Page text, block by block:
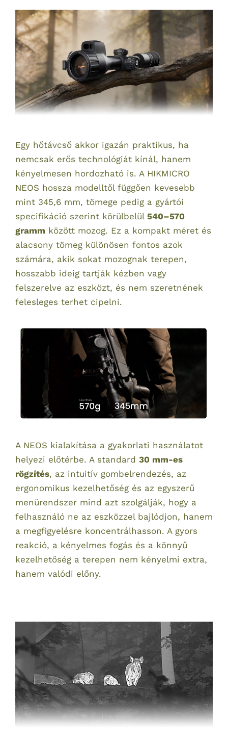
Egy hőtávcső akkor igazán praktikus, ha
nemcsak erős technológiát kínál, hanem
kényelmesen hordozható is. A HIKMICRO
NEOS hossza modelltől függően kevesebb
mint 345,6 mm, tömege pedig a gyártói
specifikáció szerint körülbelül 540–570
gramm között mozog. Ez a kompakt méret és
alacsony tömeg különösen fontos azok
számára, akik sokat mozognak terepen,
hosszabb ideig tartják kézben vagy
felszerelve az eszközt, és nem szeretnének
felesleges terhet cipelni.
A NEOS kialakítása a gyakorlati használatot
helyezi előtérbe. A standard 30 mm-es
rögzítés, az intuitív gombelrendezés, az
ergonomikus kezelhetőség és az egyszerű
menürendszer mind azt szolgálják, hogy a
felhasználó ne az eszközzel bajlódjon, hanem
a megfigyelésre koncentrálhasson. A gyors
reakció, a kényelmes fogás és a könnyű
kezelhetőség a terepen nem kényelmi extra,
hanem valódi előny.